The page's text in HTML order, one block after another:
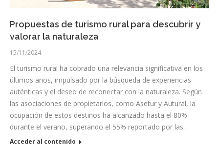
Propuestas de turismo rural para descubrir y
valorar la naturaleza
15/11/2024
El turismo rural ha cobrado una relevancia significativa en los
últimos años, impulsado por la búsqueda de experiencias
auténticas y el deseo de reconectar con la naturaleza. Según
las asociaciones de propietarios, como Asetur y Autural, la
ocupación de estos destinos ha alcanzado hasta el 80%
durante el verano, superando el 55% reportado por las…
Acceder al contenido